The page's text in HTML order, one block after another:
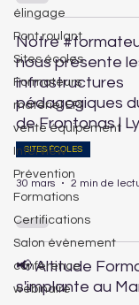
élingage
Pont roulant
Sites écoles
Formateurs
matériel EPI
vente équipement
Interview
Prévention
Formations
Certifications
Salon évènement
conférence
webinaire
Notre
nous présente
infrastructures
pédagogiques
de Frontonas |
SITES ÉCOLES
30 mars 2 min de
📢 Altitude
s'implante au